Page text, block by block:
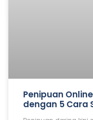
Penipuan
dengan 5 Cara